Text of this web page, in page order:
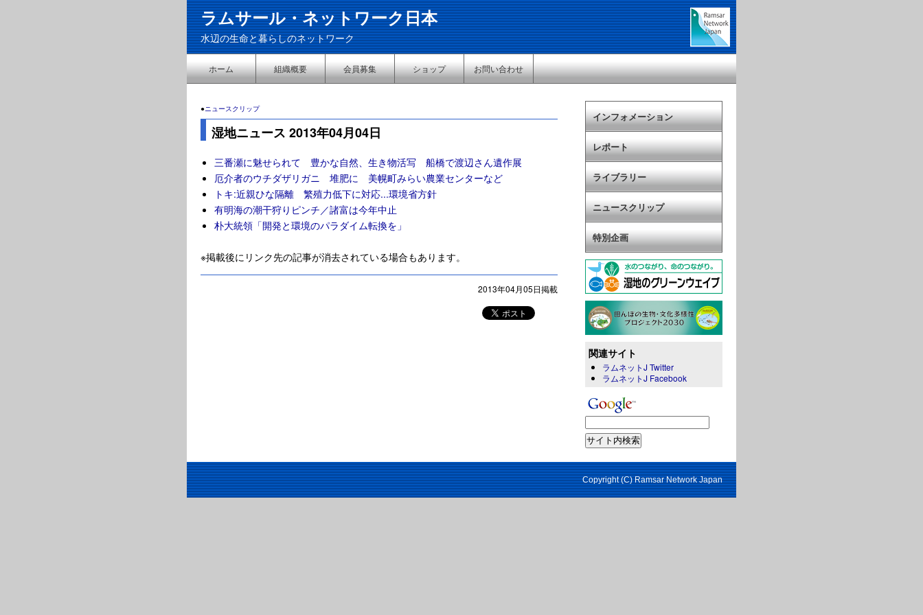
ラムサール・ネットワーク日本
水辺の生命と暮らしのネットワーク
ホーム 組織概要 会員募集 ショップ お問い合わせ
●ニュースクリップ
湿地ニュース 2013年04月04日
三番瀬に魅せられて 豊かな自然、生き物活写 船橋で渡辺さん遺作展
厄介者のウチダザリガニ 堆肥に 美幌町みらい農業センターなど
トキ:近親ひな隔離 繁殖力低下に対応...環境省方針
有明海の潮干狩りピンチ／諸富は今年中止
朴大統領「開発と環境のパラダイム転換を」
※掲載後にリンク先の記事が消去されている場合もあります。
2013年04月05日掲載
インフォメーション
レポート
ライブラリー
ニュースクリップ
特別企画
関連サイト
ラムネットJ Twitter
ラムネットJ Facebook
Copyright (C) Ramsar Network Japan